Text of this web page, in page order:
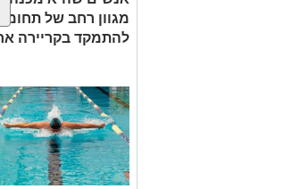
מגוון רחב של תחומי
להתמקד בקריירה